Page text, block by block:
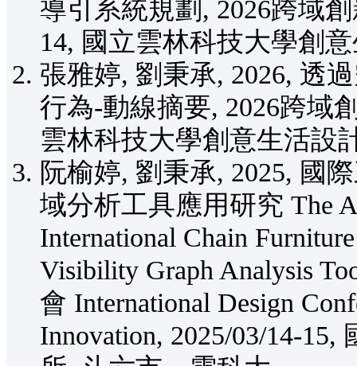
導引系統規劃, 2026跨域
14, 國立雲林科技大學創
張雅婷, 劉秉承, 2026, 透
行為-動線摘要, 2026跨域
雲林科技大學創意生活設
阮榆婷, 劉秉承, 2025, 國
域分析工具應用研究 The
International Chain
Visibility Graph Analysis
會 International Design
Innovation, 2025/03/14-